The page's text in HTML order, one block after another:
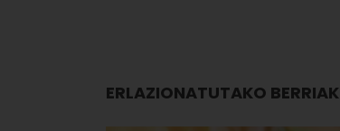
ERLAZIONATUTAKO BERRIAK